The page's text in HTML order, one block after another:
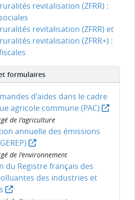
revitalisation (ZFRR) :
revitalisation (ZFRR) et
revitalisation (ZFRR+) :
formulaires
d'aides dans le cadre
agricole commune (PAC)
de l'agriculture
annuelle des émissions
de l'environnement
du Registre français des
des industries et